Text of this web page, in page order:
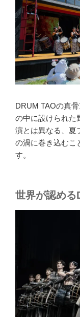
DRUM TAOの真
の中に設けられた
演とは異なる、夏
の渦に巻き込むこ
す。
世界が認める